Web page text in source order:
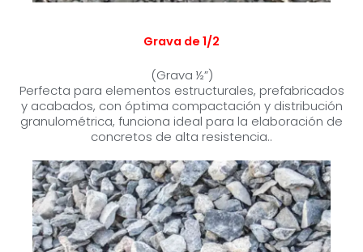
Grava de 1/2
(Grava ½”)
Perfecta para elementos estructurales, prefabricados
y acabados, con óptima compactación y distribución
granulométrica, funciona ideal para la elaboración de
concretos de alta resistencia..